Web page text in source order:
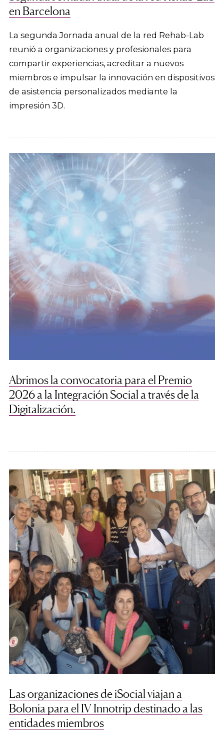
en Barcelona
La segunda Jornada anual de la red Rehab-Lab
reunió a organizaciones y profesionales para
compartir experiencias, acreditar a nuevos
miembros e impulsar la innovación en dispositivos
de asistencia personalizados mediante la
impresión 3D.
Abrimos la convocatoria para el Premio
2026 a la Integración Social a través de la
Digitalización.
Las organizaciones de iSocial viajan a
Bolonia para el IV Innotrip destinado a las
entidades miembros